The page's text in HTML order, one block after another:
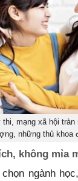
thi, mạng xã hội
những thủ khoa
không mỉa
ngành